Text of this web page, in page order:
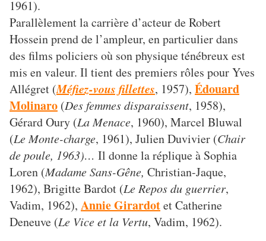
1961).
Parallèlement la carrière d’acteur de Robert
Hossein prend de l’ampleur, en particulier dans
des films policiers où son physique ténébreux est
mis en valeur. Il tient des premiers rôles pour Yves
Allégret (Méfiez-vous fillettes, 1957), Édouard
Molinaro (Des femmes disparaissent, 1958),
Gérard Oury (La Menace, 1960), Marcel Bluwal
(Le Monte-charge, 1961), Julien Duvivier (Chair
de poule, 1963)… Il donne la réplique à Sophia
Loren (Madame Sans-Gêne, Christian-Jaque,
1962), Brigitte Bardot (Le Repos du guerrier,
Vadim, 1962), Annie Girardotet Catherine
Deneuve (Le Vice et la Vertu, Vadim, 1962).